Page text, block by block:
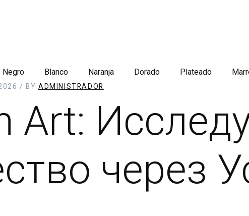
Negro Blanco Naranja Dorado Plateado
/ BYADMINISTRADOR
Art:
через